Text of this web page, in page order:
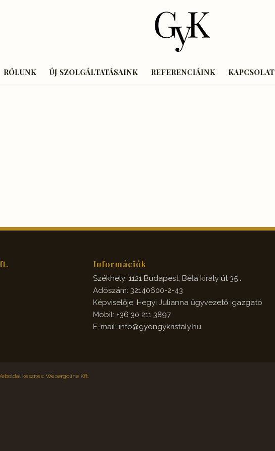
RÓLUNK ÚJ SZOLGÁLTATÁSAINK REFERENCIÁINK KAPCSOLAT
Információk
Székhely: 1121 Budapest, Béla király út 35 .
Adószám: 32140600-2-43
Képviselője: Hegyi Julianna ügyvezető igazgató
Mobil: +36 30 211 3897
E-mail: info@gyongykristaly.hu
készítés: Webergoline Kft.